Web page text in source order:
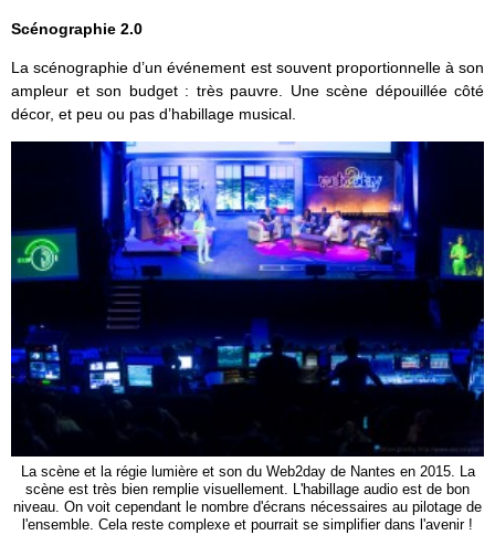
Scénographie 2.0
La scénographie d’un événement est souvent proportionnelle à son
ampleur et son budget : très pauvre. Une scène dépouillée côté
décor, et peu ou pas d’habillage musical.
La scène et la régie lumière et son du Web2day de Nantes en 2015. La
scène est très bien remplie visuellement. L'habillage audio est de bon
niveau. On voit cependant le nombre d'écrans nécessaires au pilotage de
l'ensemble. Cela reste complexe et pourrait se simplifier dans l'avenir !